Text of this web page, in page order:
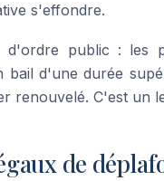
s'effondre.
d'ordre public : les
bail d'une durée
renouvelé. C'est un
de